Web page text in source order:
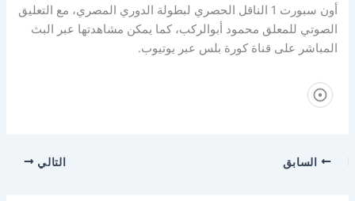
أون سبورت 1 الناقل الحصري لبطولة الدوري المصري، مع التعليق
الصوتي للمعلق محمود أبوالركب، كما يمكن مشاهدتها عبر البث
المباشر على قناة كورة بلس عبر يوتيوب.
السابق التالي